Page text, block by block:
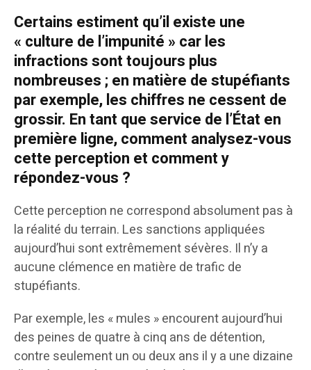
Certains estiment qu’il existe une
« culture de l’impunité » car les
infractions sont toujours plus
nombreuses ; en matière de stupéfiants
par exemple, les chiffres ne cessent de
grossir. En tant que service de l’État en
première ligne, comment analysez-vous
cette perception et comment y
répondez-vous ?
Cette perception ne correspond absolument pas à
la réalité du terrain. Les sanctions appliquées
aujourd’hui sont extrêmement sévères. Il n’y a
aucune clémence en matière de trafic de
stupéfiants.
Par exemple, les « mules » encourent aujourd’hui
des peines de quatre à cinq ans de détention,
contre seulement un ou deux ans il y a une dizaine